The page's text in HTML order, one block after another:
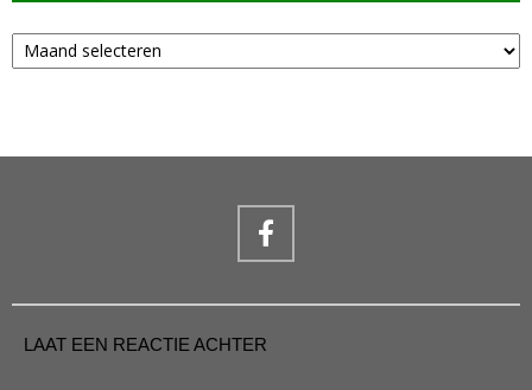
Archief
LAAT EEN REACTIE ACHTER